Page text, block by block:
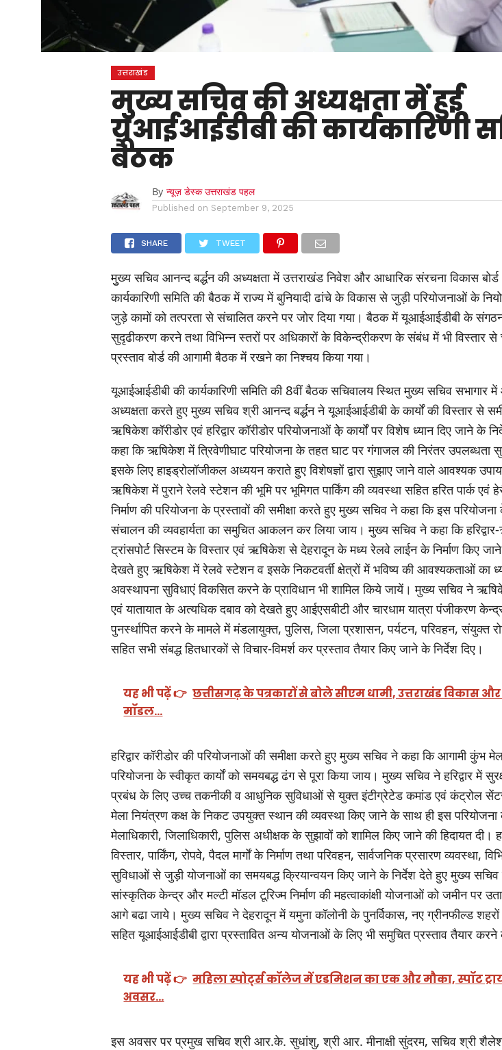
उत्तराखंड
मुुख्य सचिव की अध्यक्षता में हुई
यूआईआईडीबी की कार्यकारिणी
बैठक
By न्यूज़ डेस्क उत्तराखंड पहल
Published on September 9, 2025
SHARE TWEET
मुुख्य सचिव आनन्द बर्द्धन की अध्यक्षता में उत्तराखंड निवेश और आधारिक संरचना विकास
कार्यकारिणी समिति की बैठक में राज्य में बुनियादी ढांचे के विकास से जुड़ी परियोजनाओं के
जुड़े कामों को तत्परता से संचालित करने पर जोर दिया गया। बैठक में यूआईआईडीबी के
सुदृढीकरण करने तथा विभिन्न स्तरों पर अधिकारों के विकेन्द्रीकरण के संबंध में भी विस्तार
प्रस्ताव बोर्ड की आगामी बैठक में रखने का निश्चय किया गया।
यूआईआईडीबी की कार्यकारिणी समिति की 8वीं बैठक सचिवालय स्थित मुख्य सचिव
अध्यक्षता करते हुए मुख्य सचिव श्री आनन्द बर्द्धन ने यूआईआईडीबी के कार्यों की विस्तार से
ऋषिकेश कॉरीडोर एवं हरिद्वार कॉरीडोर परियोजनाओं के़े कार्यों पर विशेष ध्यान दिए जाने के
कहा कि ऋषिकेश में त्रिवेणीघाट परियोजना के तहत घाट पर गंगाजल की निरंतर उपलब्धता
इसके लिए हाइड्रोलॉजीकल अध्ययन कराते हुए विशेषज्ञों द्वारा सुझाए जाने वाले आवश्यक
ऋषिकेश में पुराने रेलवे स्टेशन की भूमि पर भूमिगत पार्किंग की व्यवस्था सहित हरित पार्क एवं
निर्माण की परियोजना के प्रस्तावों की समीक्षा करते हुए मुख्य सचिव ने कहा कि इस
संचालन की व्यवहार्यता का समुचित आकलन कर लिया जाय। मुख्य सचिव ने कहा कि
ट्रांसपोर्ट सिस्टम के विस्तार एवं ऋषिकेश से देहरादून के मध्य रेलवे लाईन के निर्माण किए
देखते हुए ऋषिकेश में रेलवे स्टेशन व इसके निकटवर्ती क्षेत्रों में भविष्य की आवश्यकताओं का
अवस्थापना सुविधाएं विकसित करने के प्राविधान भी शामिल किये जायें। मुख्य सचिव ने
एवं यातायात के अत्यधिक दबाव को देखते हुए आईएसबीटी और चारधाम यात्रा पंजीकरण
पुनर्स्थापित करने के मामले में मंडलायुक्त, पुलिस, जिला प्रशासन, पर्यटन, परिवहन, संयुक्त
सहित सभी संबद्ध हितधारकों से विचार-विमर्श कर प्रस्ताव तैयार किए जाने के निर्देश दिए।
यह भी पढ़ें 👉 छत्तीसगढ़ के पत्रकारों से बोले सीएम धामी, उत्तराखंड विकास
मॉडल…
हरिद्वार कॉरीडोर की परियोजनाओं की समीक्षा करते हुए मुख्य सचिव ने कहा कि आगामी कुंभ
परियोजना के स्वीकृत कार्यों को समयबद्ध ढंग से पूरा किया जाय। मुख्य सचिव ने हरिद्वार में
प्रबंध के लिए उच्च तकनीकी व आधुनिक सुविधाओं से युक्त इंटीग्रेटेड कमांड एवं कंट्रोल
मेला नियंत्रण कक्ष के निकट उपयुक्त स्थान की व्यवस्था किए जाने के साथ ही इस परियोजना
मेलाधिकारी, जिलाधिकारी, पुलिस अधीक्षक के सुझावों को शामिल किए जाने की हिदायत दी।
विस्तार, पार्किंग, रोपवे, पैदल मार्गों के निर्माण तथा परिवहन, सार्वजनिक प्रसारण व्यवस्था,
सुविधाओं से जुड़ी योजनाओं का समयबद्ध क्रियान्वयन किए जाने के निर्देश देते हुए मुख्य
सांस्कृतिक केन्द्र और मल्टी मॉडल टूरिज्म निर्माण की महत्वाकांक्षी योजनाओं को जमीन पर
आगे बढा जाये। मुख्य सचिव ने देहरादून में यमुना कॉलोनी के पुनर्विकास, नए ग्रीनफील्ड
सहित यूआईआईडीबी द्वारा प्रस्तावित अन्य योजनाओं के लिए भी समुचित प्रस्ताव तैयार करने
यह भी पढ़ें 👉 महिला स्पोर्ट्स कॉलेज में एडमिशन का एक और मौका, स्पॉट
अवसर…
इस अवसर पर प्रमुख सचिव श्री आर.के. सुधांशु, श्री आर. मीनाक्षी सुंदरम, सचिव श्री शैलेश